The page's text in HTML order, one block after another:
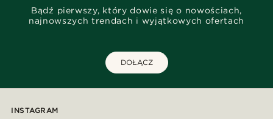
Bądź pierwszy, który dowie się o nowościach,
najnowszych trendach i wyjątkowych ofertach
DOŁĄCZ
INSTAGRAM